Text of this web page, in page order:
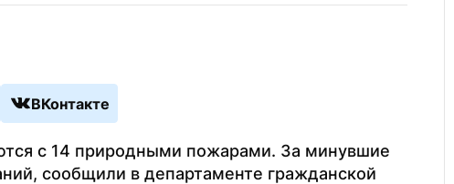
ВКонтакте
с 14 природными пожарами. За минувшие
сообщили в департаменте гражданской